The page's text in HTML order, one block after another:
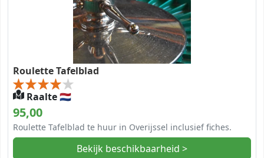
Roulette Tafelblad
Raalte 🇳🇱
95,00
Roulette Tafelblad te huur in Overijssel inclusief fiches.
Bekijk beschikbaarheid >